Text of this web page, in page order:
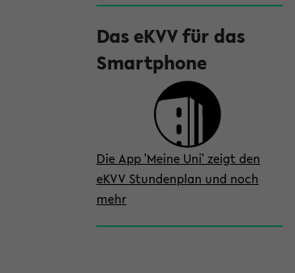
Das eKVV für das
Smartphone
Die App 'Meine Uni' zeigt den
eKVV Stundenplan und noch
mehr